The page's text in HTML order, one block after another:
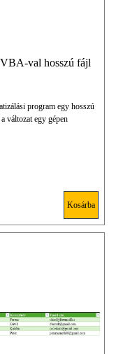
val hosszú fájl
program egy hosszú
változat egy gépen
Kosárba